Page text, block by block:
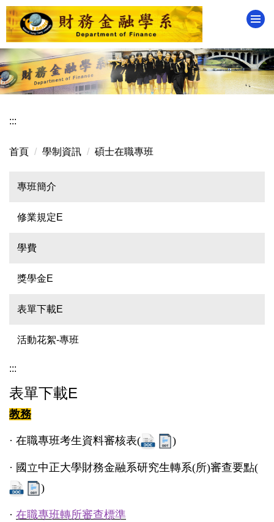
跳
到
主
要
內
容
區
:::
首頁 學制資訊 碩士在職專班
專班簡介
修業規定E
學費
獎學金E
表單下載E
活動花絮-專班
:::
表單下載E
教務
· 在職專班考生資料審核表( )
· 國立中正大學財務金融系研究生轉系(所)審查要點(
)
· 在職專班轉所審查標準